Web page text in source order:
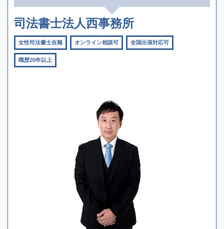
司法書士法人西事務所
女性司法書士在籍 オンライン相談可 全国出張対応可
職歴20年以上